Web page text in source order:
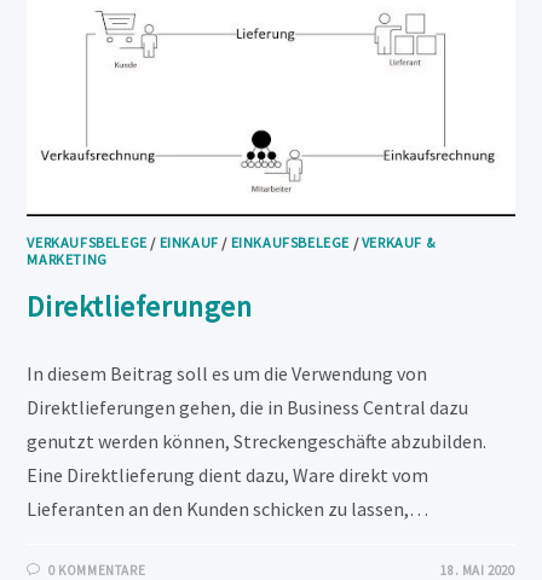
VERKAUFSBELEGE / EINKAUF / EINKAUFSBELEGE /VERKAUF &
MARKETING
Direktlieferungen
In diesem Beitrag soll es um die Verwendung von
Direktlieferungen gehen, die in Business Central dazu
genutzt werden können, Streckengeschäfte abzubilden.
Eine Direktlieferung dient dazu, Ware direkt vom
Lieferanten an den Kunden schicken zu lassen,…
0 KOMMENTARE 18. MAI 2020